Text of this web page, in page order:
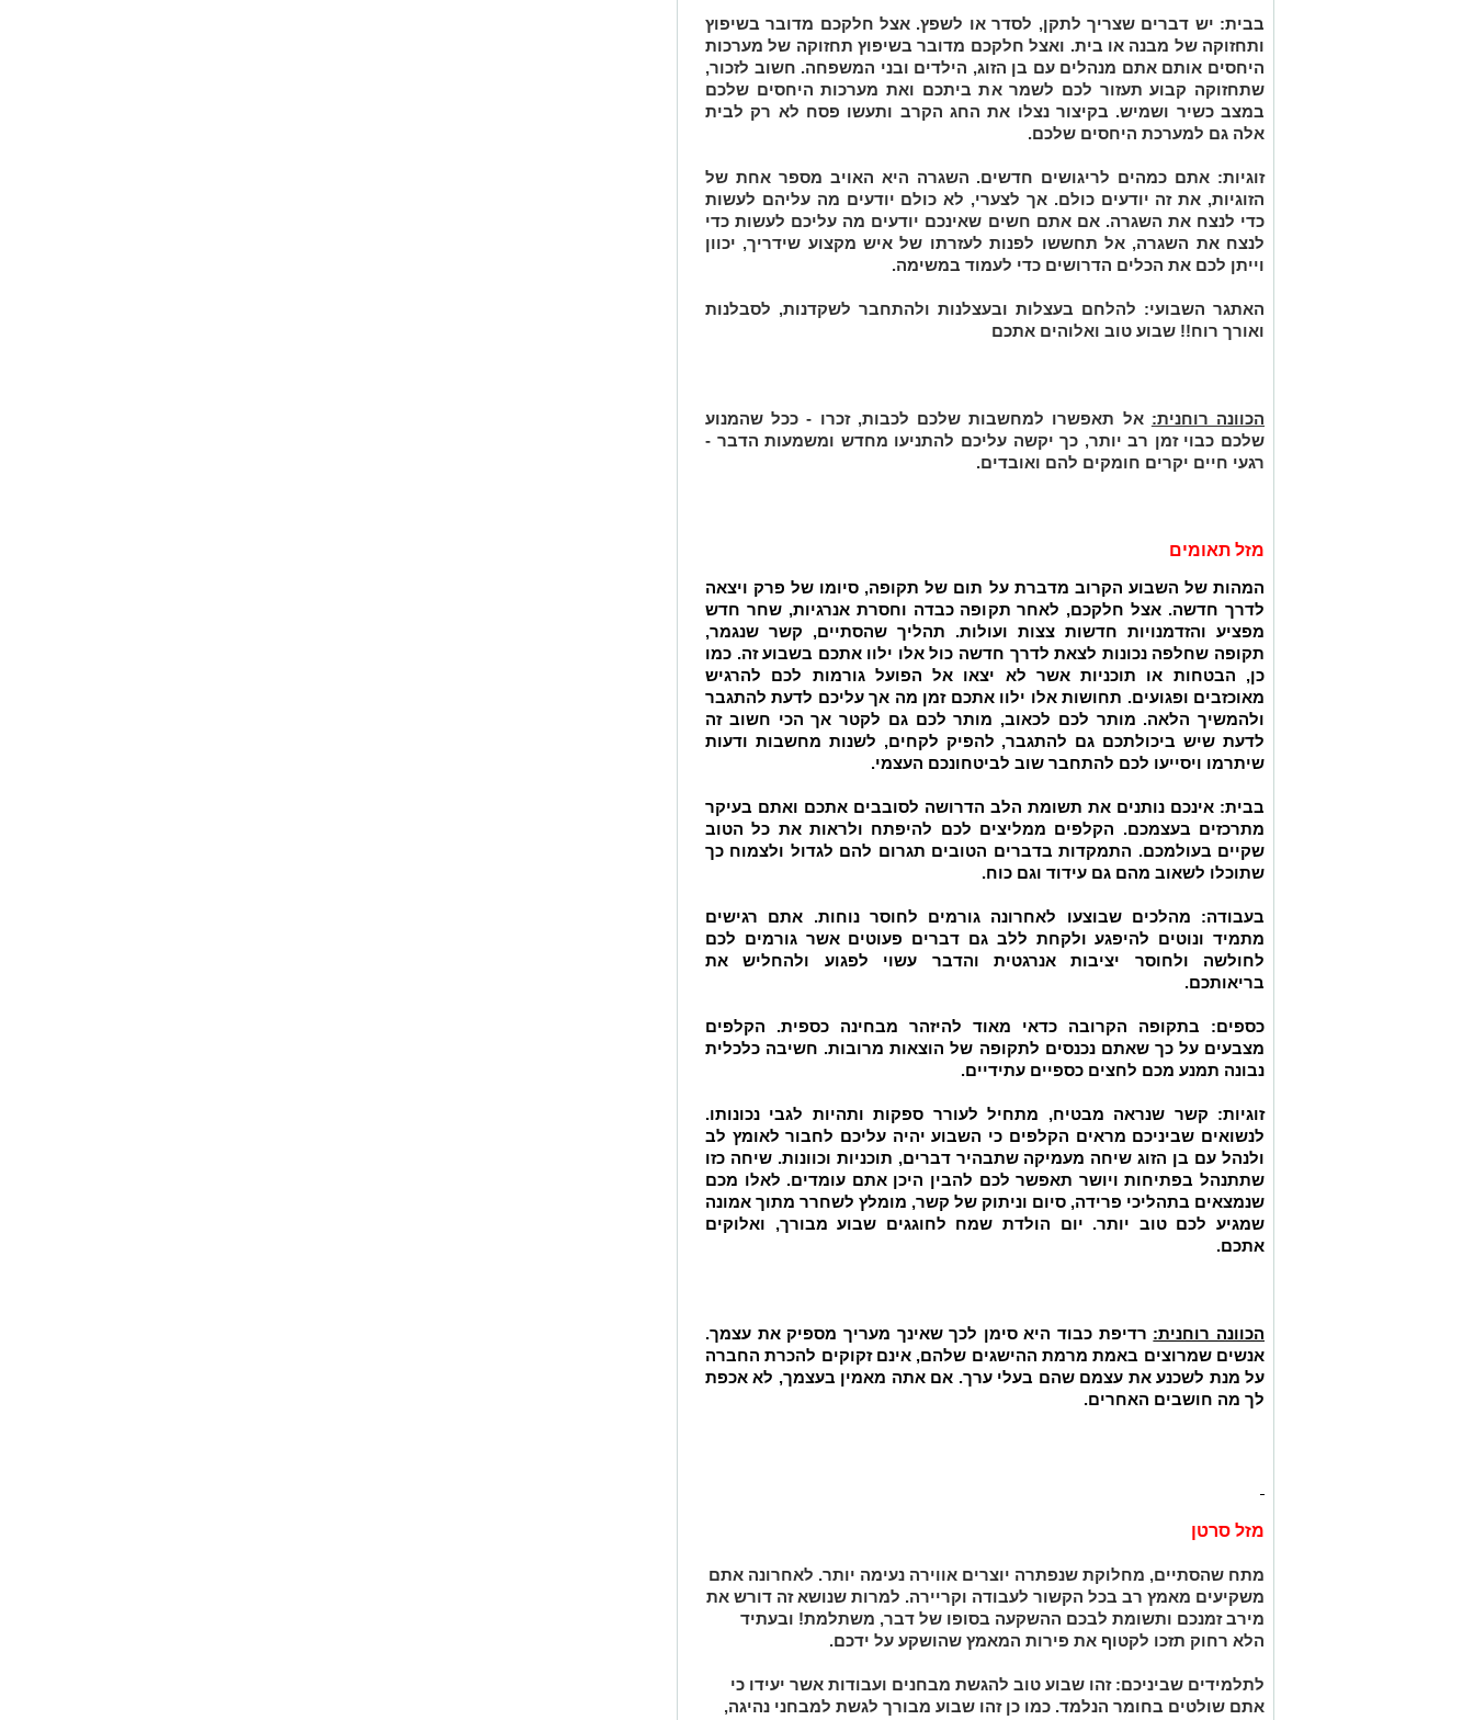
בבית: יש דברים שצריך לתקן, לסדר או לשפץ. אצל חלקכם מדובר בשיפוץ
ותחזוקה של מבנה או בית. ואצל חלקכם מדובר בשיפוץ תחזוקה של מערכות
היחסים אותם אתם מנהלים עם בן הזוג, הילדים ובני המשפחה. חשוב לזכור,
שתחזוקה קבוע תעזור לכם לשמר את ביתכם ואת מערכות היחסים שלכם
במצב כשיר ושמיש. בקיצור נצלו את החג הקרב ותעשו פסח לא רק לבית
אלה גם למערכת היחסים שלכם.
זוגיות: אתם כמהים לריגושים חדשים. השגרה היא האויב מספר אחת של
הזוגיות, את זה יודעים כולם. אך לצערי, לא כולם יודעים מה עליהם לעשות
כדי לנצח את השגרה. אם אתם חשים שאינכם יודעים מה עליכם לעשות כדי
לנצח את השגרה, אל תחששו לפנות לעזרתו של איש מקצוע שידריך, יכוון
וייתן לכם את הכלים הדרושים כדי לעמוד במשימה.
האתגר השבועי: להלחם בעצלות ובעצלנות ולהתחבר לשקדנות, לסבלנות
ואורך רוח!! שבוע טוב ואלוהים אתכם
הכוונה רוחנית: אל תאפשרו למחשבות שלכם לכבות, זכרו - ככל שהמנוע
שלכם כבוי זמן רב יותר, כך יקשה עליכם להתניעו מחדש ומשמעות הדבר -
רגעי חיים יקרים חומקים להם ואובדים.
מזל תאומים
המהות של השבוע הקרוב מדברת על תום של תקופה, סיומו של פרק ויצאה
לדרך חדשה. אצל חלקכם, לאחר תקופה כבדה וחסרת אנרגיות, שחר חדש
מפציע והזדמנויות חדשות צצות ועולות. תהליך שהסתיים, קשר שנגמר,
תקופה שחלפה נכונות לצאת לדרך חדשה כול אלו ילוו אתכם בשבוע זה. כמו
כן, הבטחות או תוכניות אשר לא יצאו אל הפועל גורמות לכם להרגיש
מאוכזבים ופגועים. תחושות אלו ילוו אתכם זמן מה אך עליכם לדעת להתגבר
ולהמשיך הלאה. מותר לכם לכאוב, מותר לכם גם לקטר אך הכי חשוב זה
לדעת שיש ביכולתכם גם להתגבר, להפיק לקחים, לשנות מחשבות ודעות
שיתרמו ויסייעו לכם להתחבר שוב לביטחונכם העצמי.
בבית: אינכם נותנים את תשומת הלב הדרושה לסובבים אתכם ואתם בעיקר
מתרכזים בעצמכם. הקלפים ממליצים לכם להיפתח ולראות את כל הטוב
שקיים בעולמכם. התמקדות בדברים הטובים תגרום להם לגדול ולצמוח כך
שתוכלו לשאוב מהם גם עידוד וגם כוח.
בעבודה: מהלכים שבוצעו לאחרונה גורמים לחוסר נוחות. אתם רגישים
מתמיד ונוטים להיפגע ולקחת ללב גם דברים פעוטים אשר גורמים לכם
לחולשה ולחוסר יציבות אנרגטית והדבר עשוי לפגוע ולהחליש את
בריאותכם.
כספים: בתקופה הקרובה כדאי מאוד להיזהר מבחינה כספית. הקלפים
מצבעים על כך שאתם נכנסים לתקופה של הוצאות מרובות. חשיבה כלכלית
נבונה תמנע מכם לחצים כספיים עתידיים.
זוגיות: קשר שנראה מבטיח, מתחיל לעורר ספקות ותהיות לגבי נכונותו.
לנשואים שביניכם מראים הקלפים כי השבוע יהיה עליכם לחבור לאומץ לב
ולנהל עם בן הזוג שיחה מעמיקה שתבהיר דברים, תוכניות וכוונות. שיחה כזו
שתתנהל בפתיחות ויושר תאפשר לכם להבין היכן אתם עומדים. לאלו מכם
שנמצאים בתהליכי פרידה, סיום וניתוק של קשר, מומלץ לשחרר מתוך אמונה
שמגיע לכם טוב יותר. יום הולדת שמח לחוגגים שבוע מבורך, ואלוקים
אתכם.
הכוונה רוחנית: רדיפת כבוד היא סימן לכך שאינך מעריך מספיק את עצמך.
אנשים שמרוצים באמת מרמת ההישגים שלהם, אינם זקוקים להכרת החברה
על מנת לשכנע את עצמם שהם בעלי ערך. אם אתה מאמין בעצמך, לא אכפת
לך מה חושבים האחרים.
מזל סרטן
מתח שהסתיים, מחלוקת שנפתרה יוצרים אווירה נעימה יותר. לאחרונה אתם
משקיעים מאמץ רב בכל הקשור לעבודה וקריירה. למרות שנושא זה דורש את
מירב זמנכם ותשומת לבכם ההשקעה בסופו של דבר, משתלמת! ובעתיד
הלא רחוק תזכו לקטוף את פירות המאמץ שהושקע על ידכם.
לתלמידים שביניכם: זהו שבוע טוב להגשת מבחנים ועבודות אשר יעידו כי
אתם שולטים בחומר הנלמד. כמו כן זהו שבוע מבורך לגשת למבחני נהיגה,